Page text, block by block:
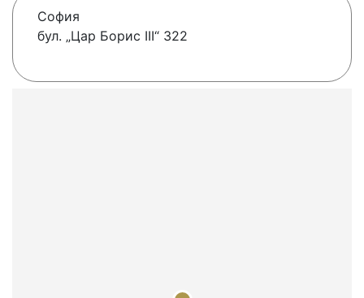
София
бул. „Цар Борис III“ 322